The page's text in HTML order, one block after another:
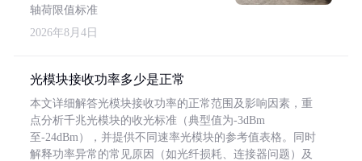
轴荷限值标准
2026年8月4日
光模块接收功率多少是正常
本文详细解答光模块接收功率的正常范围及影响因素，重
点分析千兆光模块的收光标准（典型值为-3dBm
至-24dBm），并提供不同速率光模块的参考值表格。同时
解释功率异常的常见原因（如光纤损耗、连接器问题）及